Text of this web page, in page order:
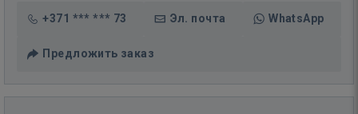
+371 *** *** 73 Эл. почта WhatsApp
Предложить заказ